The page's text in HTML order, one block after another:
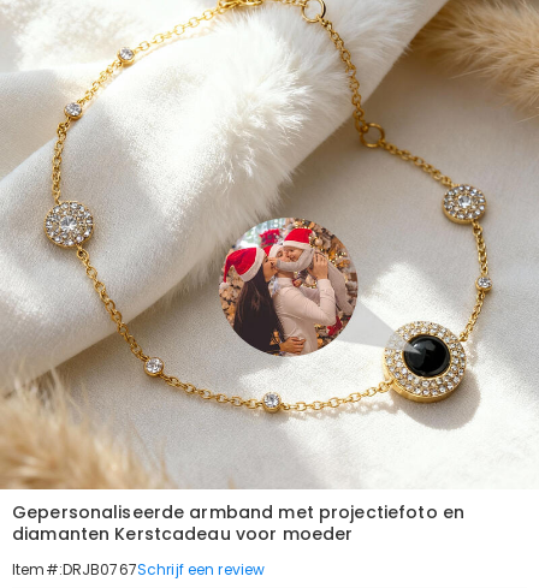
Gepersonaliseerde armband met projectiefoto en
diamanten Kerstcadeau voor moeder
Item#:DRJB0767Schrijf een review